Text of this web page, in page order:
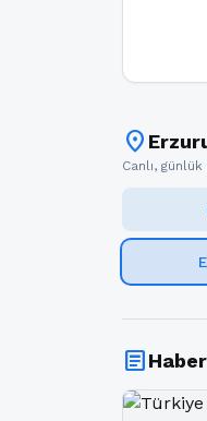
location_on
Canlı,
article